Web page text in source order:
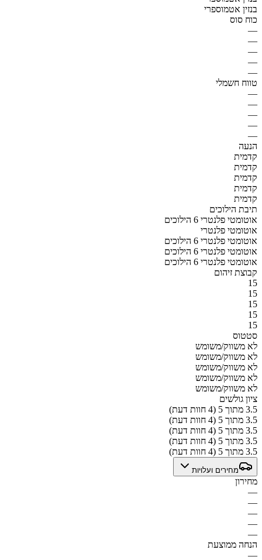
בנזין אטמוספרי
כוח סוס
—
—
—
—
—
טווח חשמלי
—
—
—
—
—
הנעה
קדמית
קדמית
קדמית
קדמית
קדמית
תיבת הילוכים
אוטומטי פלנטרי 6 הילוכים
אוטומטי פלנטרי
אוטומטי פלנטרי 6 הילוכים
אוטומטי פלנטרי 6 הילוכים
אוטומטי פלנטרי 6 הילוכים
קבוצת זיהום
15
15
15
15
15
סטטוס
לא משווק/משומש
לא משווק/משומש
לא משווק/משומש
לא משווק/משומש
לא משווק/משומש
ציון גולשים
3.5 מתוך 5 (4 חוות דעת)
3.5 מתוך 5 (4 חוות דעת)
3.5 מתוך 5 (4 חוות דעת)
3.5 מתוך 5 (4 חוות דעת)
3.5 מתוך 5 (4 חוות דעת)
מחירים ועלויות
מחירון
—
—
—
—
—
הנחה ממוצעת
—